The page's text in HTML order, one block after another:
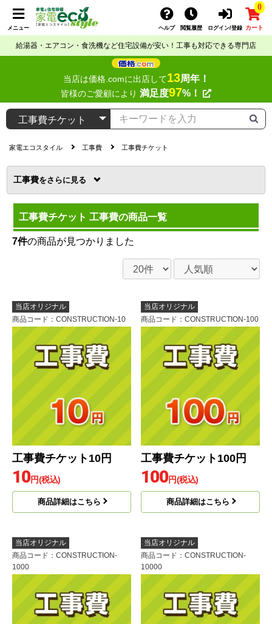
メニュー ヘルプ 閲覧履歴 ログイン/登録
0
カート
給湯器・エアコン・食洗機など住宅設備が安い！工事も対応できる専門店
当店は価格.comに出店して13周年！
皆様のご愛顧により 満足度97%！
家電エコスタイル 工事費 工事費チケット
工事費を
工事費チケット 工事費の商品一覧
7件の商品が見つかりました
当店オリジナル
商品コード ：CONSTRUCTION-10
工事費チケット10円
10円(税込)
商品詳細はこちら
当店オリジナル
商品コード ：CONSTRUCTION-100
工事費チケット100円
100円(税込)
商品詳細はこちら
当店オリジナル
商品コード ：CONSTRUCTION-
1000
当店オリジナル
商品コード ：CONSTRUCTION-
10000